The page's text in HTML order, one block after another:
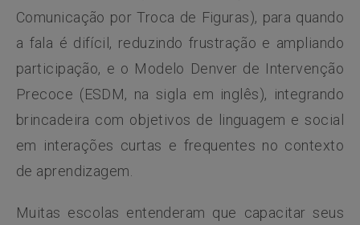
Comunicação por Troca de Figuras), para quando
a fala é difícil, reduzindo frustração e ampliando
participação, e o Modelo Denver de Intervenção
Precoce (ESDM, na sigla em inglês), integrando
brincadeira com objetivos de linguagem e social
em interações curtas e frequentes no contexto
de aprendizagem.
Muitas escolas entenderam que capacitar seus